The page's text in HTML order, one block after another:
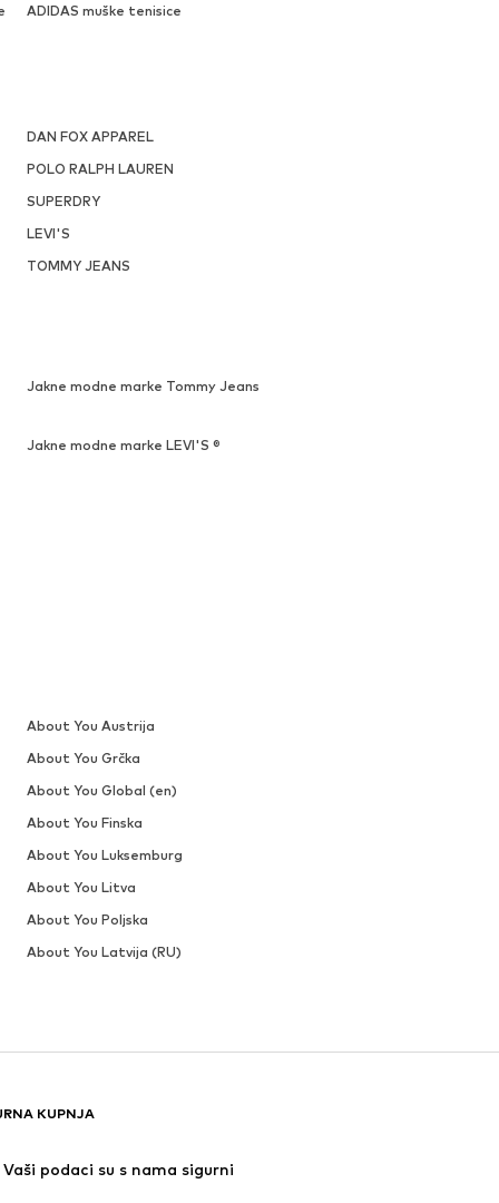
ADIDAS muške tenisice
DAN FOX APPAREL
POLO RALPH LAUREN
SUPERDRY
LEVI'S
TOMMY JEANS
KUPNJA
Vaši podaci su s nama sigurni
Jakne modne marke Tommy Jeans
Jakne modne marke LEVI'S ®
About You Austrija
About You Grčka
About You Global (en)
About You Finska
About You Luksemburg
About You Litva
About You Poljska
About You Latvija (RU)